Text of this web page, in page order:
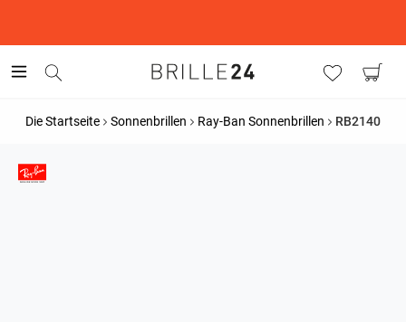
Die Startseite Sonnenbrillen Ray-Ban Sonnenbrillen RB2140